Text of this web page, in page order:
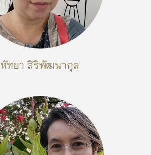
หัทยา สิริพัฒนากุล